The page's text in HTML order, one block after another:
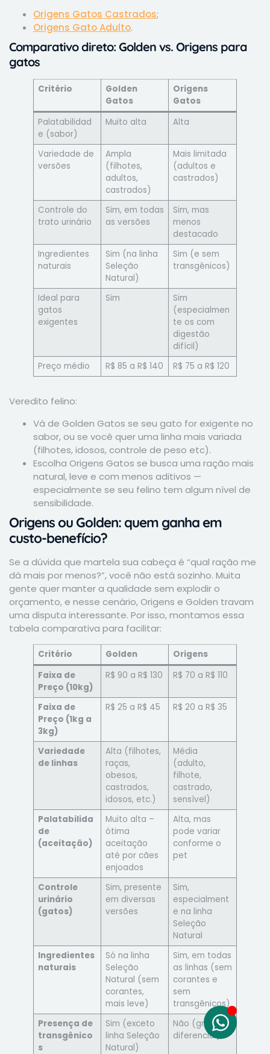
Origens Gatos Castrados;
Origens Gato Adulto.
Comparativo direto: Golden vs. Origens para
gatos
Critério
Golden
Gatos
Origens
Gatos
Palatabilidad
e (sabor)
Muito alta Alta
Variedade de
versões
Ampla
(filhotes,
adultos,
castrados)
Mais limitada
(adultos e
castrados)
Controle do
trato urinário
Sim, em todas
as versões
Sim, mas
menos
destacado
Ingredientes
naturais
Sim (na linha
Seleção
Natural)
Sim (e sem
transgênicos)
Ideal para
gatos
exigentes
Sim
Sim
(especialmen
te os com
digestão
difícil)
Preço médio
R$ 85 a R$ 140 R$ 75 a R$ 120
Veredito felino:
Vá de Golden Gatos se seu gato for exigente no
sabor, ou se você quer uma linha mais variada
(filhotes, idosos, controle de peso etc).
Escolha Origens Gatos se busca uma ração mais
natural, leve e com menos aditivos —
especialmente se seu felino tem algum nível de
sensibilidade.
Origens ou Golden: quem ganha em
custo-benefício?
Se a dúvida que martela sua cabeça é “qual ração me
dá mais por menos?”, você não está sozinho. Muita
gente quer manter a qualidade sem explodir o
orçamento, e nesse cenário, Origens e Golden travam
uma disputa interessante. Por isso, montamos essa
tabela comparativa para facilitar:
Critério Golden
Origens
Faixa de
Preço (10kg)
R$ 90 a R$ 130 R$ 70 a R$ 110
Faixa de
Preço (1kg a
3kg)
R$ 25 a R$ 45 R$ 20 a R$ 35
Variedade
de linhas
Alta (filhotes,
raças,
obesos,
castrados,
idosos, etc.)
Média
(adulto,
filhote,
castrado,
sensível)
Palatabilida
de
(aceitação)
Muito alta –
ótima
aceitação
até por cães
enjoados
Alta, mas
pode variar
conforme o
pet
Controle
urinário
(gatos)
Sim, presente
em diversas
versões
Sim,
especialment
e na linha
Seleção
Natural
Ingredientes
naturais
Só na linha
Seleção
Natural (sem
corantes,
mais leve)
Sim, em todas
as linhas (sem
corantes e
sem
transgênicos)
Presença de
transgênico
s
Sim (exceto
linha Seleção
Natural)
Não (grande
diferencial)